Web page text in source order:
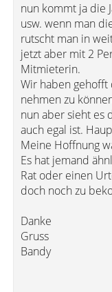
nun kommt ja die
usw. wenn man
rutscht man in
jetzt aber mit 2
Mitmieterin.
Wir haben
nehmen zu
nun aber sieht es
auch egal ist.
Meine Hoffnung
Es hat jemand
Rat oder einen
doch noch zu
Danke
Gruss
Bandy